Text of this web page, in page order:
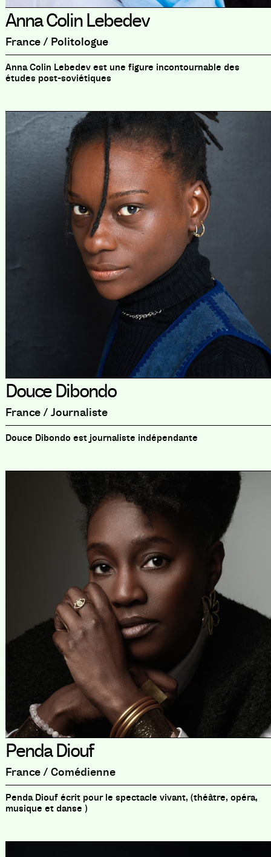
Anna Colin Lebedev
France / Politologue
Anna Colin Lebedev est une figure incontournable des
études post-soviétiques
Douce Dibondo
France / Journaliste
Douce Dibondo est journaliste indépendante
Penda Diouf
France / Comédienne
Penda Diouf écrit pour le spectacle vivant, (théâtre, opéra,
musique et danse )